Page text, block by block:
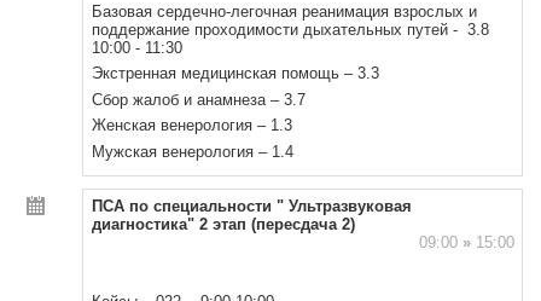
Базовая сердечно-легочная реанимация взрослых и
поддержание проходимости дыхательных путей - 3.8
10:00 - 11:30
Экстренная медицинская помощь – 3.3
Сбор жалоб и анамнеза – 3.7
Женская венерология – 1.3
Мужская венерология – 1.4
ПСА по специальности " Ультразвуковая
диагностика" 2 этап (пересдача 2)
09:00 »15:00